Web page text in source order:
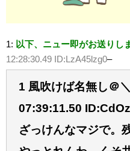
1: 以下、ニュー即がお送りし
12:28:30.49 ID:LzA45lzg0–
1 風吹けば名無し＠
07:39:11.50
ざっけんなマジで。